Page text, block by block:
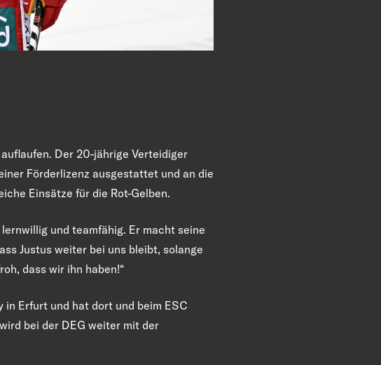
Der 20-jährige Verteidiger
Förderlizenz ausgestattet und an die
Einsätze für die Rot-Gelben.
und teamfähig. Er macht seine
Justus weiter bei uns bleibt, solange
dass wir ihn haben!“
Erfurt und hat dort und beim ESC
bei der DEG weiter mit der